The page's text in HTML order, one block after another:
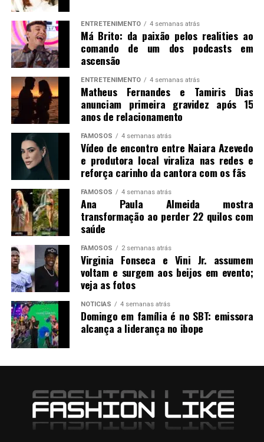
ENTRETENIMENTO 4 semanas atrás
Má Brito: da paixão pelos realities ao
comando de um dos podcasts em
ascensão
ENTRETENIMENTO 4 semanas atrás
Matheus Fernandes e Tamiris Dias
anunciam primeira gravidez após 15
anos de relacionamento
FAMOSOS 4 semanas atrás
Vídeo de encontro entre Naiara Azevedo
e produtora local viraliza nas redes e
reforça carinho da cantora com os fãs
FAMOSOS 4 semanas atrás
Ana Paula Almeida mostra
transformação ao perder 22 quilos com
saúde
FAMOSOS 2 semanas atrás
Virginia Fonseca e Vini Jr. assumem
voltam e surgem aos beijos em evento;
veja as fotos
NOTICIAS 4 semanas atrás
Domingo em família é no SBT: emissora
alcança a liderança no ibope